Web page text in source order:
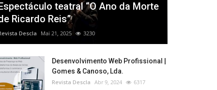
teatral “O Ano da Morte
Ricardo Reis”
Descla Mai 21, 2025 3230
Desenvolvimento Web Profissional |
Gomes & Canoso, Lda.
Revista Descla Abr 9, 2024 6317